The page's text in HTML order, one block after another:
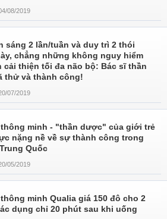
08/2019
sáng 2 lần/tuần và duy trì 2 thói
chẳng những không nguy hiểm
cải thiện tối đa não bộ: Bác sĩ thần
thử và thành công!
07/2019
minh - "thần dược" của giới trẻ
nặng nề về sự thành công trong
Quốc
05/2019
minh Qualia giá 150 đô cho 2
dụng chỉ 20 phút sau khi uống